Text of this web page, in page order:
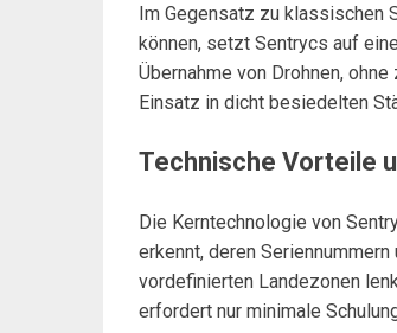
Im Gegensatz zu klassischen
können, setzt Sentrycs auf
Übernahme von Drohnen,
Einsatz in dicht besiedelten
Technische Vorteile
Die Kerntechnologie von
erkennt, deren
vordefinierten Landezonen
erfordert nur minimale